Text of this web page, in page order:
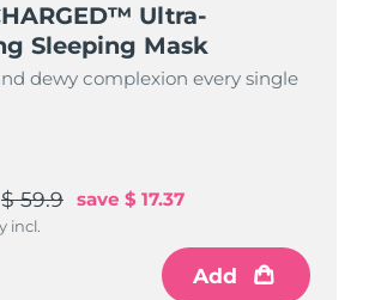
Ultra-
Sleeping Mask
dewy complexion every single
$ 59.9 save $ 17.37
incl.
Add